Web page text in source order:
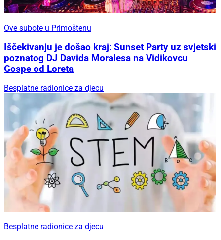
Ove subote u Primoštenu
Iščekivanju je došao kraj: Sunset Party uz svjetski
poznatog DJ Davida Moralesa na Vidikovcu
Gospe od Loreta
Besplatne radionice za djecu
Besplatne radionice za djecu